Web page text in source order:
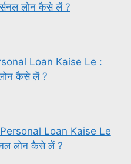
लोन कैसे लें ?
Loan Kaise Le :
कैसे लें ?
Loan Kaise Le
लोन कैसे लें ?